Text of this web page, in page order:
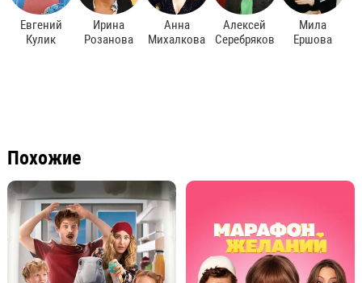
Евгений
Кулик
Ирина
Розанова
Анна
Михалкова
Алексей
Серебряков
Мила
Ершова
Похожие